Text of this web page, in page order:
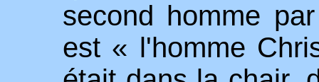
second homme
est « l'homme